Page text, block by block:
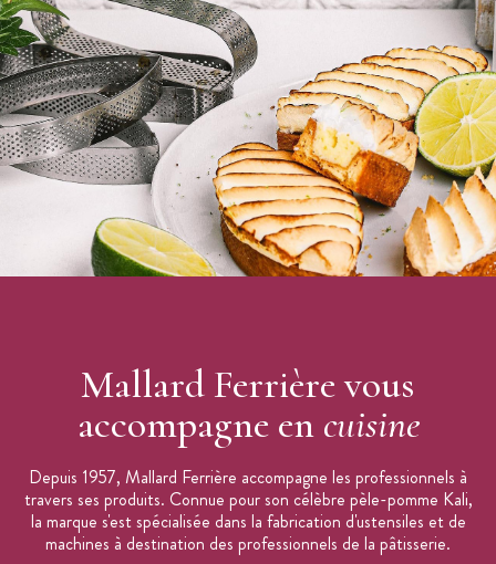
Mallard Ferrière vous
accompagne en cuisine
Depuis 1957, Mallard Ferrière accompagne les professionnels à
travers ses produits. Connue pour son célèbre pèle-pomme Kali,
la marque s'est spécialisée dans la fabrication d'ustensiles et de
machines à destination des professionnels de la pâtisserie.